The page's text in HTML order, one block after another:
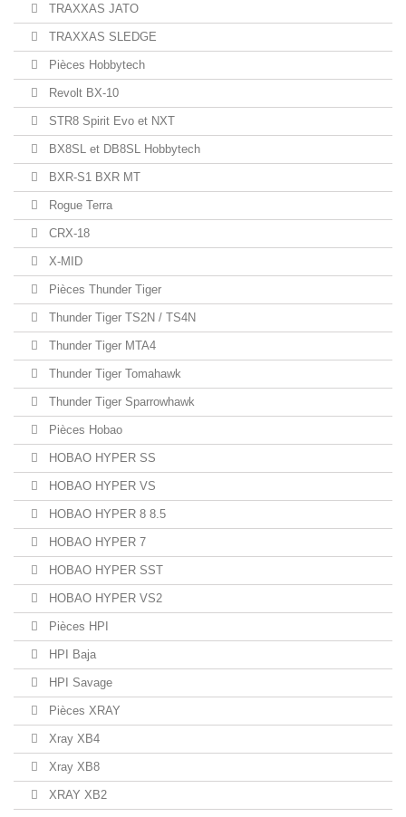
TRAXXAS JATO
TRAXXAS SLEDGE
Pièces Hobbytech
Revolt BX-10
STR8 Spirit Evo et NXT
BX8SL et DB8SL Hobbytech
BXR-S1 BXR MT
Rogue Terra
CRX-18
X-MID
Pièces Thunder Tiger
Thunder Tiger TS2N / TS4N
Thunder Tiger MTA4
Thunder Tiger Tomahawk
Thunder Tiger Sparrowhawk
Pièces Hobao
HOBAO HYPER SS
HOBAO HYPER VS
HOBAO HYPER 8 8.5
HOBAO HYPER 7
HOBAO HYPER SST
HOBAO HYPER VS2
Pièces HPI
HPI Baja
HPI Savage
Pièces XRAY
Xray XB4
Xray XB8
XRAY XB2